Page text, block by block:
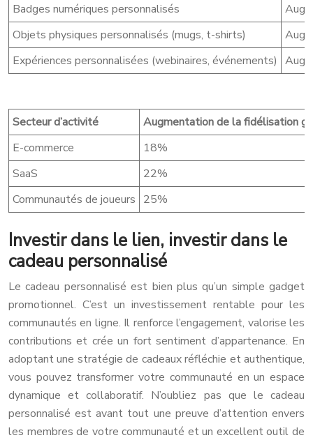
Badges numériques personnalisés
Objets physiques personnalisés (mugs, t-shirts)
Expériences personnalisées (webinaires, événements)
Secteur d’activité
Augmentation de la fidélisation
E-commerce
18%
SaaS
22%
Communautés de joueurs 25%
Investir dans le lien, investir dans le
cadeau personnalisé
Le cadeau personnalisé est bien plus qu’un simple gadget
promotionnel. C’est un investissement rentable pour les
communautés en ligne. Il renforce l’engagement, valorise les
contributions et crée un fort sentiment d’appartenance. En
adoptant une stratégie de cadeaux réfléchie et authentique,
vous pouvez transformer votre communauté en un espace
dynamique et collaboratif. N’oubliez pas que le cadeau
personnalisé est avant tout une preuve d’attention envers
les membres de votre communauté et un excellent outil de